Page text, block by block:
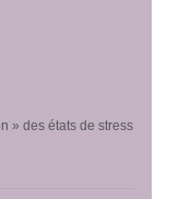
» des états de stress